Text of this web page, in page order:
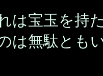
は宝玉を持
は無駄とも